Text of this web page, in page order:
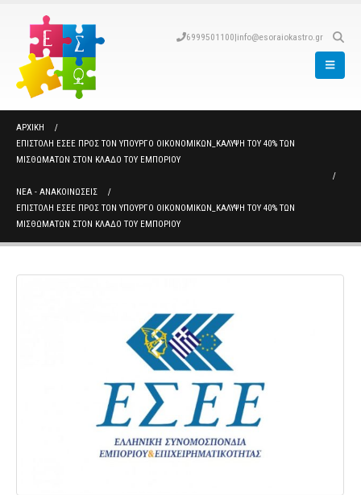
6999501100|info@esoraiokastro.gr
ΑΡΧΙΚΉ
ΕΠΙΣΤΟΛΉ ΕΣΕΕ ΠΡΟΣ ΤΟΝ ΥΠΟΥΡΓΌ ΟΙΚΟΝΟΜΙΚΏΝ_ΚΆΛΥΨΗ ΤΟΥ 40% ΤΩΝ
ΜΙΣΘΩΜΆΤΩΝ ΣΤΟΝ ΚΛΆΔΟ ΤΟΥ ΕΜΠΟΡΊΟΥ
ΝΈΑ - ΑΝΑΚΟΙΝΏΣΕΙΣ
ΕΠΙΣΤΟΛΉ ΕΣΕΕ ΠΡΟΣ ΤΟΝ ΥΠΟΥΡΓΌ ΟΙΚΟΝΟΜΙΚΏΝ_ΚΆΛΥΨΗ ΤΟΥ 40% ΤΩΝ
ΜΙΣΘΩΜΆΤΩΝ ΣΤΟΝ ΚΛΆΔΟ ΤΟΥ ΕΜΠΟΡΊΟΥ